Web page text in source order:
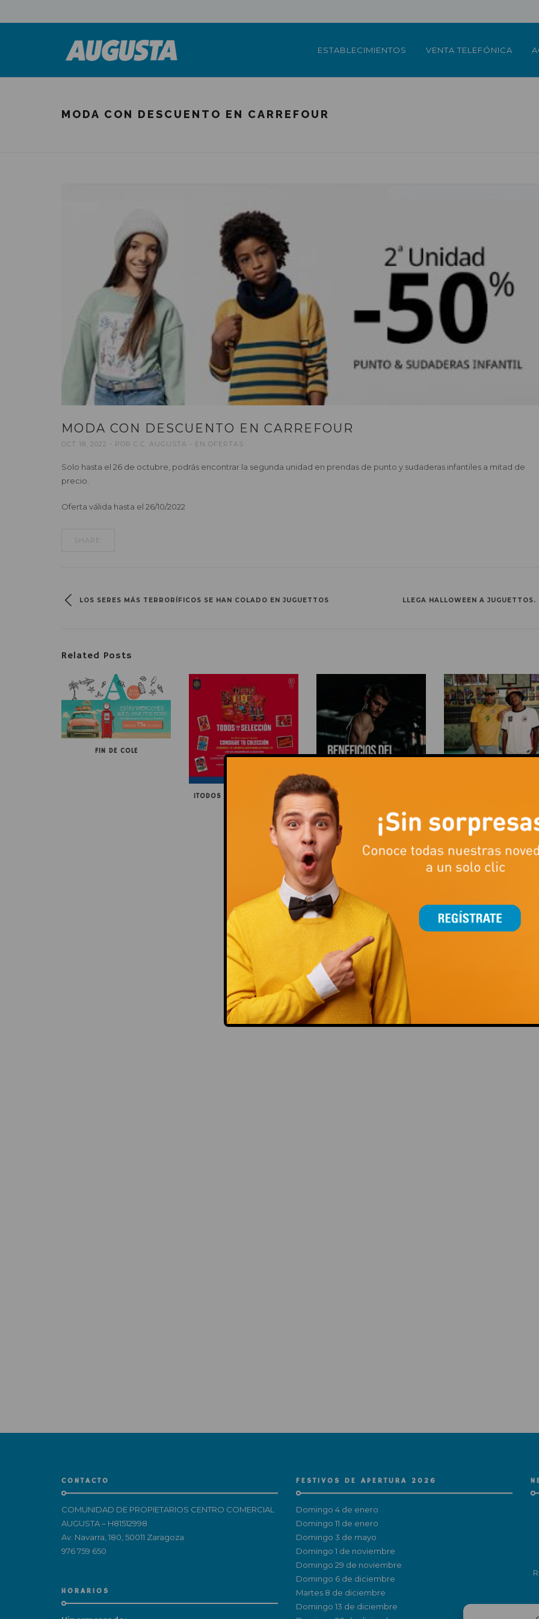
ESTABLECIMIENTOS VENTA TELEFÓNICA
MODA CON DESCUENTO EN CARREFOUR
MODA CON DESCUENTO EN CARREFOUR
OCT 18, 2022 POR C.C. AUGUSTA EN OFERTAS
Solo hasta el 26 de octubre, podrás encontrar la segunda unidad en prendas de punto y sudaderas infantiles a mitad de
precio.
Oferta válida hasta el 26/10/2022
SHARE:
LOS SERES MÁS TERRORÍFICOS SE HAN COLADO EN JUGUETTOS LLEGA HALLOWEEN A JUGUETTOS.
Related Posts
FIN DE COLE
¡TODOS CON LA SELECCIÓN!
ENTRENAR FUERZA ES MUCHO
MÁS QUE LEVANTAR PESO
LA TEMPORADA DE
TAMBIÉN SE JUEGA
ESTILAZO
CONTACTO
COMUNIDAD DE PROPIETARIOS CENTRO COMERCIAL
AUGUSTA – H81512998
Av. Navarra, 180, 50011 Zaragoza
976 759 650
HORARIOS
FESTIVOS DE APERTURA 2026
Domingo 4 de enero
Domingo 11 de enero
Domingo 3 de mayo
Domingo 1 de noviembre
Domingo 29 de noviembre
Domingo 6 de diciembre
Martes 8 de diciembre
Domingo 13 de diciembre